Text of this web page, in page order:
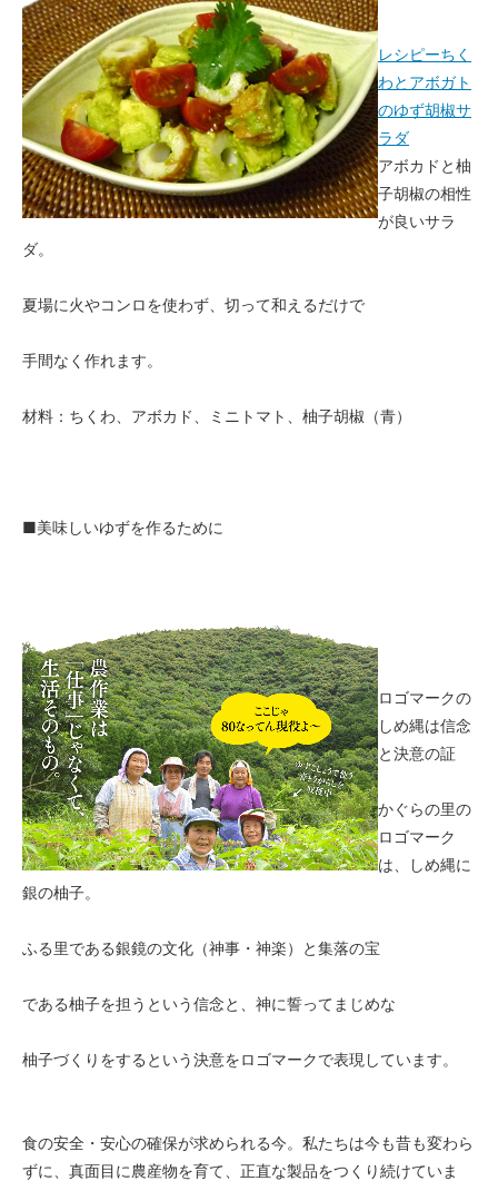
レシピーちく
わとアボガト
のゆず胡椒サ
ラダ
アボカドと柚
子胡椒の相性
が良いサラ
ダ。
夏場に火やコンロを使わず、切って和えるだけで
手間なく作れます。
材料：ちくわ、アボカド、ミニトマト、柚子胡椒（青）
■美味しいゆずを作るために
ロゴマークの
しめ縄は信念
と決意の証
かぐらの里の
ロゴマーク
は、しめ縄に
銀の柚子。
ふる里である銀鏡の文化（神事・神楽）と集落の宝
である柚子を担うという信念と、神に誓ってまじめな
柚子づくりをするという決意をロゴマークで表現しています。
食の安全・安心の確保が求められる今。私たちは今も昔も変わら
ずに、真面目に農産物を育て、正直な製品をつくり続けていま